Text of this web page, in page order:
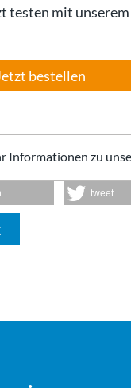
testen mit
bestellen
Informationen zu
tweet